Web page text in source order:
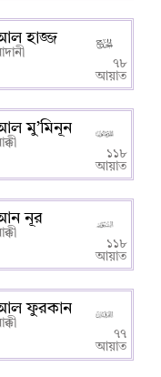
হাজ্জ
৭৮
আয়াত
মু’মিনূন
১১৮
আয়াত
নূর
১১৮
আয়াত
ফুরকান
৭৭
আয়াত